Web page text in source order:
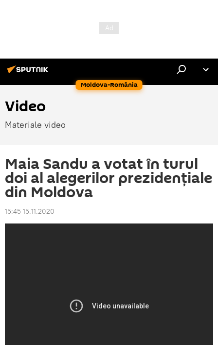
Moldova-România
Video
Materiale video
Maia Sandu a votat în turul
doi al alegerilor prezidențiale
din Moldova
15:45 15.11.2020